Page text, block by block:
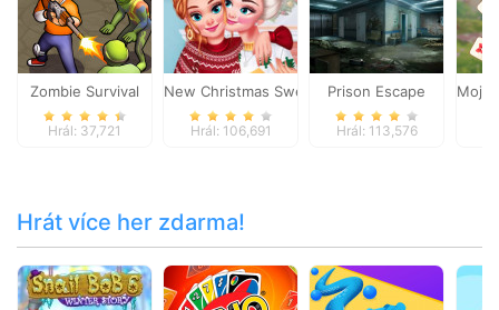
Zombie Survival
Hrál: 37,721
New Christmas Sweater Design
Hrál: 106,691
Prison Escape
Hrál: 113,576
Hrát více her zdarma!